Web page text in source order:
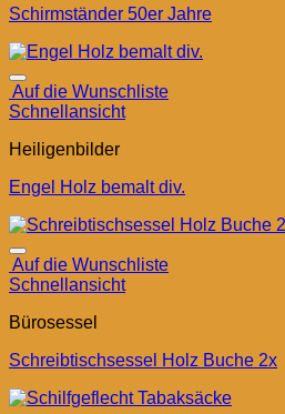
Schirmständer 50er Jahre
Auf die Wunschliste
Schnellansicht
Heiligenbilder
Engel Holz bemalt div.
Auf die Wunschliste
Schnellansicht
Bürosessel
Schreibtischsessel Holz Buche 2x